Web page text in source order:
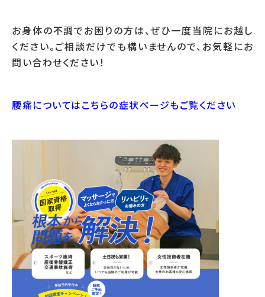
お身体の不調でお困りの方は、ぜひ一度当院にお越し
ください。ご相談だけでも構いませんので、お気軽にお
問い合わせください！
腰痛についてはこちらの症状ページもご覧ください